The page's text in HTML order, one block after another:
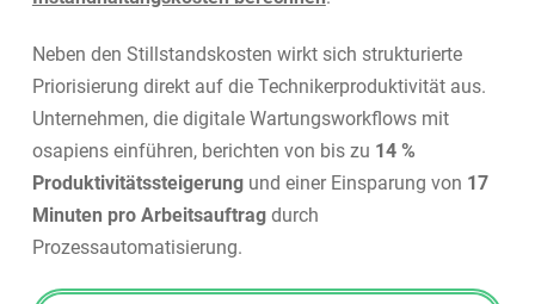
Neben den Stillstandskosten wirkt sich strukturierte
Priorisierung direkt auf die Technikerproduktivität aus.
Unternehmen, die digitale Wartungsworkflows mit
osapiens einführen, berichten von bis zu 14 %
Produktivitätssteigerungund einer Einsparung von 17
Minuten pro Arbeitsauftragdurch
Prozessautomatisierung.